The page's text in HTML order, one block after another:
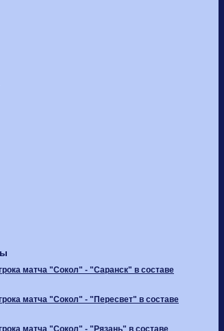
матча "Сокол" - "Саранск" в составе
матча "Сокол" - "Пересвет" в составе
матча "Сокол" - "Рязань" в составе